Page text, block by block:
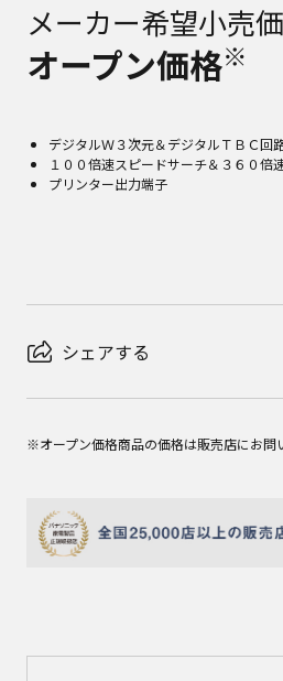
メーカー希望小売
オープン価格※
デジタルＷ３次元＆デジタルＴＢＣ回
１００倍速スピードサーチ＆３６０倍
プリンター出力端子
シェアする
※オープン価格商品の価格は販売店にお問